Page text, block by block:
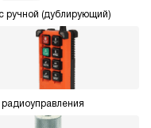
ручной (дублирующий)
радиоуправления